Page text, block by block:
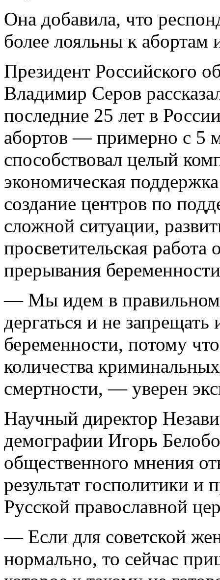
Она добавила, что
более лояльны к абортам
Президент Российского
Владимир Серов
последние 25 лет в
абортов — примерно с 5
способствовал целый
экономическая
создание центров по
сложной ситуации,
просветительская работа
прерывания
— Мы идем в правильном
дергаться и не
беременности, потому
количества
смертности, — уверен
Научный директор
демографии Игорь
общественного мнения
результат госполитики и
Русской православной
— Если для советской
нормально, то сейчас